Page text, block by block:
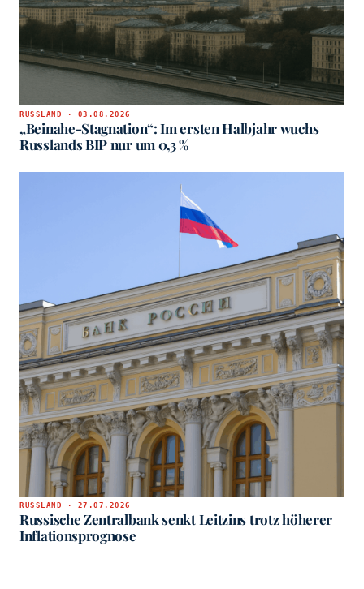
RUSSLAND · 03.08.2026
„Beinahe-Stagnation“: Im ersten Halbjahr wuchs
Russlands BIP nur um 0,3 %
RUSSLAND · 27.07.2026
Russische Zentralbank senkt Leitzins trotz höherer
Inflationsprognose